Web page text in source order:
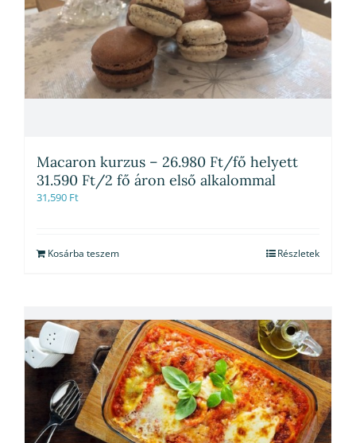
Macaron kurzus – 26.980 Ft/fő helyett
31.590 Ft/2 fő áron első alkalommal
31,590 Ft
Kosárba teszem Részletek